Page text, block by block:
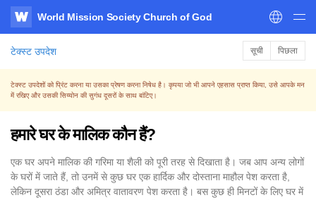
WATV
World Mission Society Church of God
टेक्स्ट उपदेश सूची पिछला
टेक्स्ट उपदेशों को प्रिंट करना या उसका प्रेषण करना निषेध है। कृपया जो भी आपने एहसास प्राप्त किया, उसे आपके मन
में रखिए और उसकी सिय्योन की सुगंध दूसरों के साथ बांटिए।
हमारे घर के मालिक कौन हैं?
एक घर अपने मालिक की गरिमा या शैली को पूरी तरह से दिखाता है। जब आप अन्य लोगों
के घरों में जाते हैं, तो उनमें से कुछ घर एक हार्दिक और दोस्ताना माहौल पेश करता है,
लेकिन दूसरा ठंडा और अमित्र वातावरण पेश करता है। बस कुछ ही मिनटों के लिए घर में